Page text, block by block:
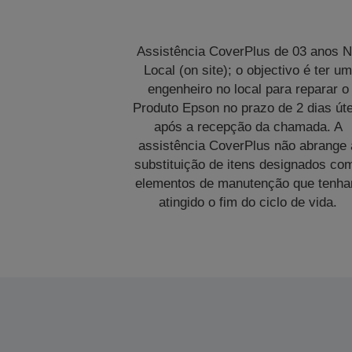
Assistência CoverPlus de 03 anos
Local (on site); o objectivo é ter um
engenheiro no local para reparar o
Produto Epson no prazo de 2 dias
após a recepção da chamada. A
assistência CoverPlus não abrange
substituição de itens designados
elementos de manutenção que
atingido o fim do ciclo de vida.